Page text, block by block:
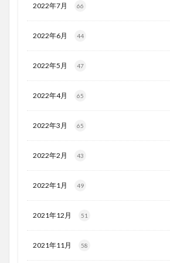
2022年7月 66
2022年6月 44
2022年5月 47
2022年4月 65
2022年3月 65
2022年2月 43
2022年1月 49
2021年12月 51
2021年11月 58